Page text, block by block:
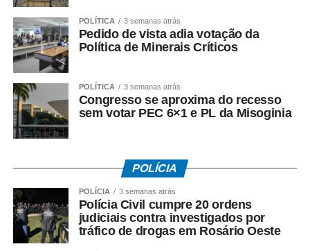
Como o pagamento é feito
Para trabalhadores da iniciativa privada (PIS)
• A Caixa Econômica Federal realiza o pagamento
prioritariamente por:
• Crédito em conta corrente ou poupança da Caixa;
• Depósito em Poupança Social Digital, movimentada
Quem não possui conta pode sacar:
• Com Cartão Social e senha em lotéricas, caixas
POLÍTICA 3 semanas atrás
Pedido de vista adia votação da
Política de Minerais Críticos
POLÍTICA 3 semanas atrás
Congresso se aproxima do recesso
sem votar PEC 6×1 e PL da Misoginia
POLÍCIA
POLÍCIA 3 semanas atrás
Polícia Civil cumpre 20 ordens
judiciais contra investigados por
tráfico de drogas em Rosário Oeste